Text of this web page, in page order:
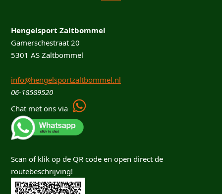
Hengelsport Zaltbommel
Gamerschestraat 20
5301 AS Zaltbommel
info@hengelsportzaltbommel.nl
06-18589520
Chat met ons via
Scan of klik op de QR code en open direct de
routebeschrijving!